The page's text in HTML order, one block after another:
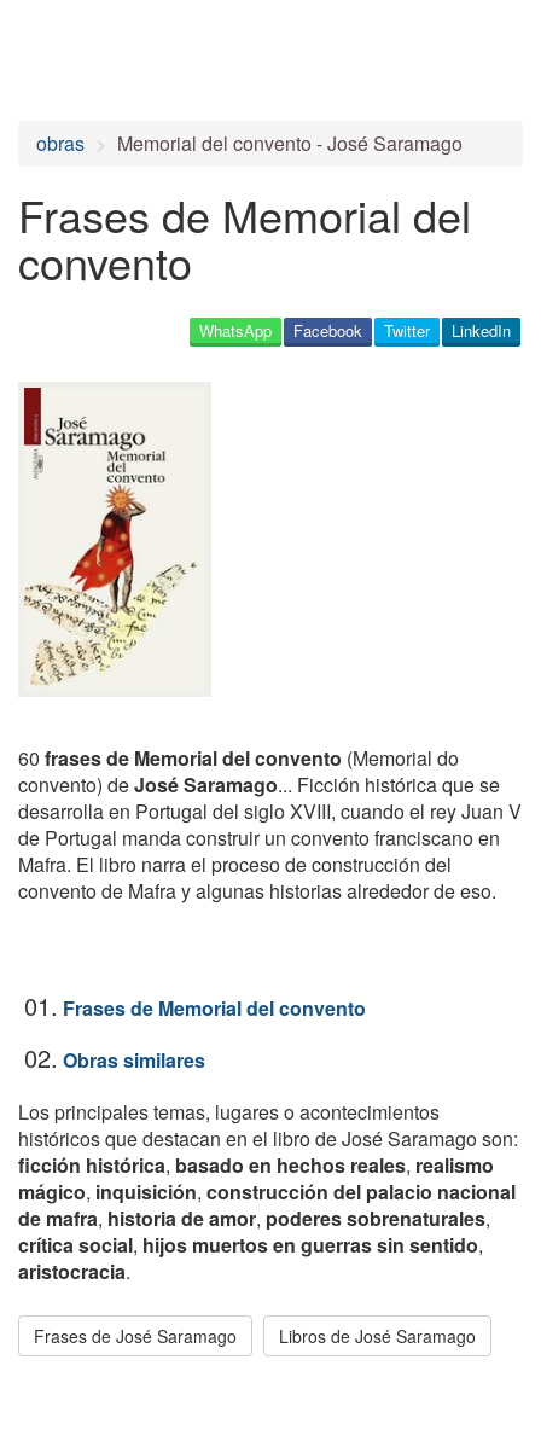
obras Memorial del convento - José Saramago
Frases de Memorial del
convento
LinkedIn
Twitter
Facebook
WhatsApp
60 frases de Memorial del convento (Memorial do
convento) deJosé Saramago... Ficción histórica que se
desarrolla en Portugal del siglo XVIII, cuando el rey Juan V
de Portugal manda construir un convento franciscano en
Mafra. El libro narra el proceso de construcción del
convento de Mafra y algunas historias alrededor de eso.
01. Frases de Memorial del convento
02. Obras similares
Los principales temas, lugares o acontecimientos
históricos que destacan en el libro de José Saramago son:
ficción histórica, basado en hechos reales, realismo
mágico, inquisición, construcción del palacio nacional
de mafra, historia de amor, poderes sobrenaturales,
crítica social, hijos muertos en guerras sin sentido,
aristocracia.
Frases de José Saramago Libros de José Saramago